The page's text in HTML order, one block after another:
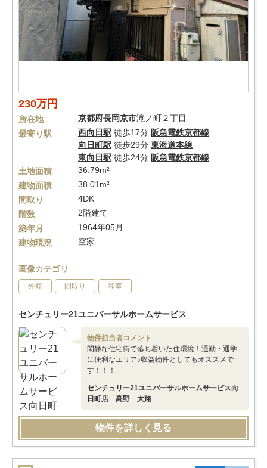
230万円
所在地 京都府長岡京市滝ノ町２丁目
最寄り駅
西向日駅 徒歩17分 阪急電鉄京都線
向日町駅 徒歩29分 東海道本線
東向日駅 徒歩24分 阪急電鉄京都線
土地面積
36.79m²
建物面積
38.01m²
間取り
4DK
階数
2階建て
築年月
1964年05月
建物現況
空家
画像カテゴリ
外観 間取り 和室
センチュリー21ユニバーサルホームサービス
物件担当者コメント
閑静な住宅街で落ち着いた住環境！通勤・通学
に便利なエリア♪収益物件としてもオススメで
す！！！
センチュリー21ユニバーサルホームサービス向
日町店 高野 大翔
物件を詳しく見る